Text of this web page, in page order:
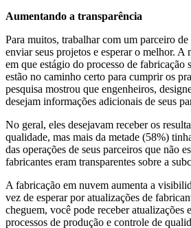
Aumentando a transparência
Para muitos, trabalhar com um parceiro
enviar seus projetos e esperar o melhor. A
em que estágio do processo de fabricação
estão no caminho certo para cumprir os
pesquisa mostrou que engenheiros,
desejam informações adicionais de seus
No geral, eles desejavam receber os
qualidade, mas mais da metade (58%)
das operações de seus parceiros que não
fabricantes eram transparentes sobre a
A fabricação em nuvem aumenta a
vez de esperar por atualizações de
cheguem, você pode receber atualizações
processos de produção e controle de